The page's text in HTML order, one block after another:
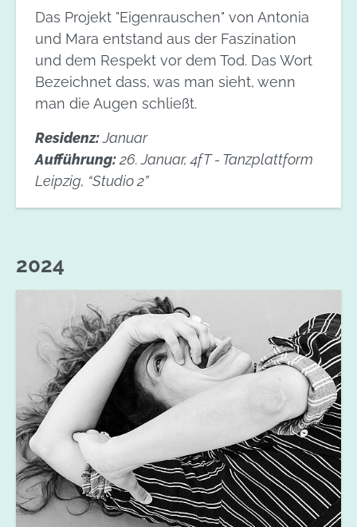
Das Projekt "Eigenrauschen" von Antonia
und Mara entstand aus der Faszination
und dem Respekt vor dem Tod. Das Wort
Bezeichnet dass, was man sieht, wenn
man die Augen schließt.
Residenz:Januar
Aufführung:26. Januar, 4fT - Tanzplattform
Leipzig, “Studio 2”
2024